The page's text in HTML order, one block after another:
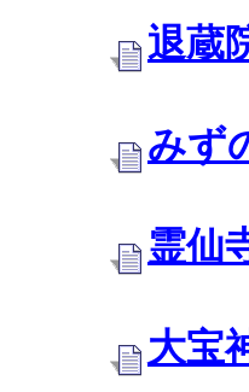
退蔵
みず
霊仙
大宝